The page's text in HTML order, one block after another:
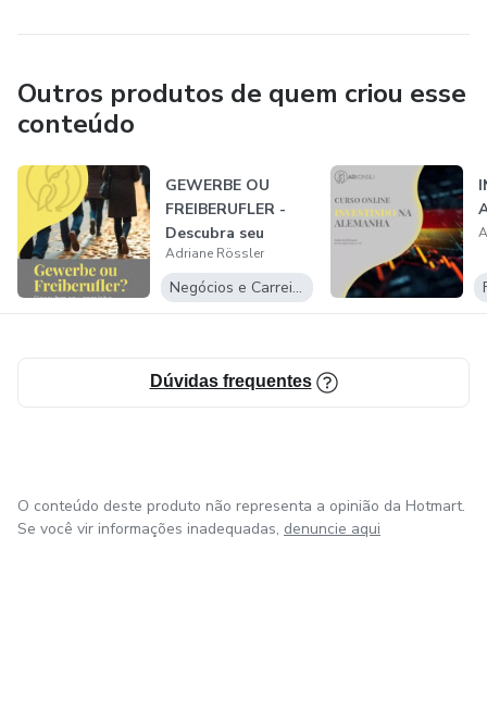
Outros produtos de quem criou esse
conteúdo
GEWERBE OU
FREIBERUFLER -
Descubra seu
caminho
empreendedor...
Adriane Rössler
Negócios e Carreira
Dúvidas frequentes
O conteúdo deste produto não representa a opinião da Hotmart.
Se você vir informações inadequadas, denuncie aqui